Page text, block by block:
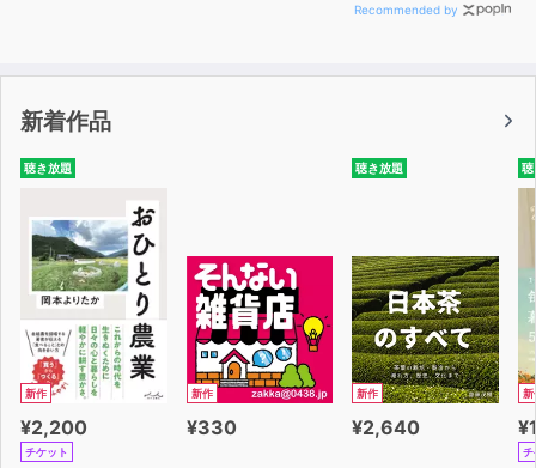
Recommended by
新着作品
聴き放題
新作
¥2,200
チケット
新作
¥330
聴き放題
新作
¥2,640
聴
新
チ